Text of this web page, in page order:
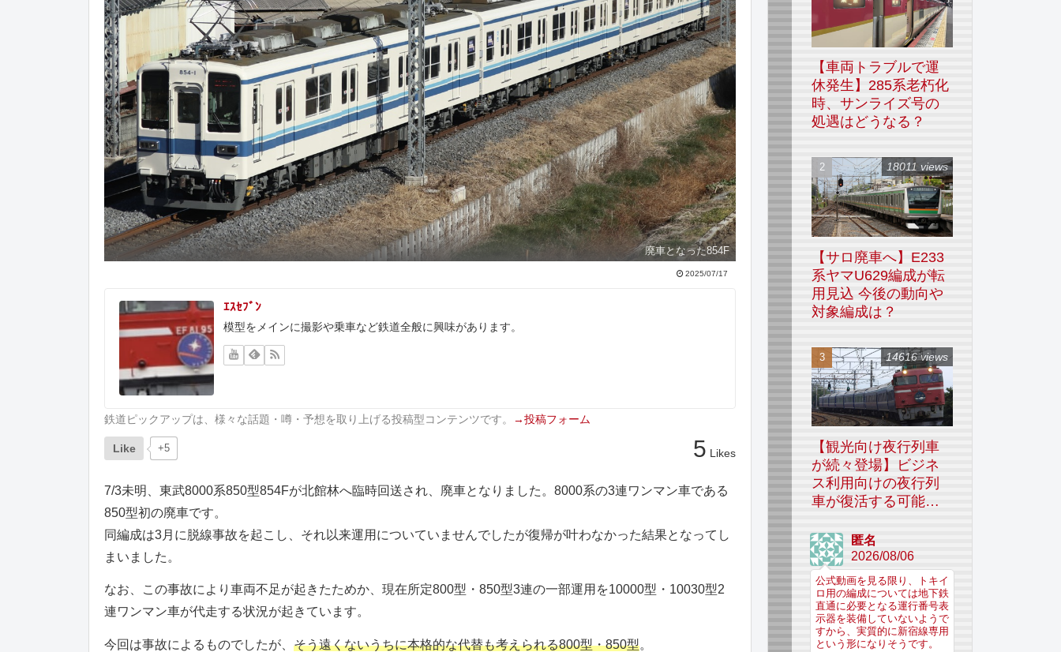
廃車となった854F
2025/07/17
ｴｽｾﾌﾞﾝ
模型をメインに撮影や乗車など鉄道全般に興味があります。
鉄道ピックアップは、様々な話題・噂・予想を取り上げる投稿型コンテンツです。 →投稿フォーム
Like +5 5 Likes
7/3未明、東武8000系850型854Fが北館林へ臨時回送され、廃車となりました。8000系の3連ワンマン車である
850型初の廃車です。
同編成は3月に脱線事故を起こし、それ以来運用についていませんでしたが復帰が叶わなかった結果となってし
まいました。
なお、この事故により車両不足が起きたためか、現在所定800型・850型3連の一部運用を10000型・10030型2
連ワンマン車が代走する状況が起きています。
今回は事故によるものでしたが、 そう遠くないうちに本格的な代替も考えられる800型・850型。
【車両トラブルで運
休発生】285系老朽化
時、サンライズ号の
処遇はどうなる？
【サロ廃車へ】E233
系ヤマU629編成が転
用見込 今後の動向や
対象編成は？
18011 views
【観光向け夜行列車
が続々登場】ビジネ
ス利用向けの夜行列
車が復活する可能性
14616 views
匿名
2026/08/06
公式動画を見る限り、トキイ
ロ用の編成については地下鉄
直通に必要となる運行番号表
示器を装備していないようで
すから、実質的に新宿線専用
という形になりそうです。